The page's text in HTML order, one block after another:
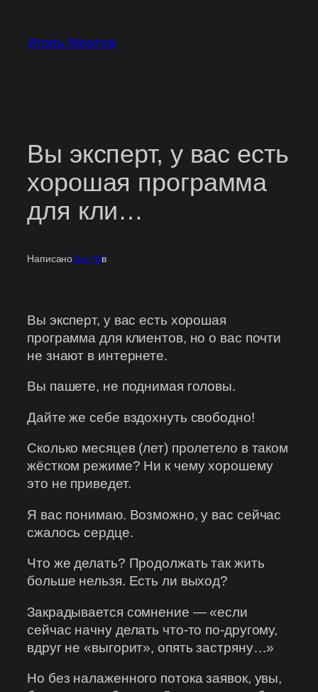
содержимому
Игорь Мратов
Вы эксперт, у вас есть
хорошая программа
для кли…
НаписаноIgor Mв
Вы эксперт, у вас есть хорошая
программа для клиентов, но о вас почти
не знают в интернете.
Вы пашете, не поднимая головы.
Дайте же себе вздохнуть свободно!
Сколько месяцев (лет) пролетело в таком
жёстком режиме? Ни к чему хорошему
это не приведет.
Я вас понимаю. Возможно, у вас сейчас
сжалось сердце.
Что же делать? Продолжать так жить
больше нельзя. Есть ли выход?
Закрадывается сомнение — «если
сейчас начну делать что-то по-другому,
вдруг не «выгорит», опять застряну…»
Но без налаженного потока заявок, увы,